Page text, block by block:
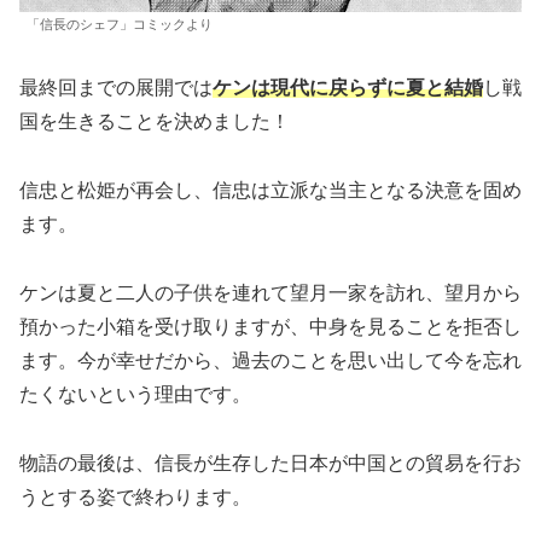
「信長のシェフ」コミックより
最終回までの展開ではケンは現代に戻らずに夏と結婚し戦
国を生きることを決めました！
信忠と松姫が再会し、信忠は立派な当主となる決意を固め
ます。
ケンは夏と二人の子供を連れて望月一家を訪れ、望月から
預かった小箱を受け取りますが、中身を見ることを拒否し
ます。今が幸せだから、過去のことを思い出して今を忘れ
たくないという理由です。
物語の最後は、信長が生存した日本が中国との貿易を行お
うとする姿で終わります。